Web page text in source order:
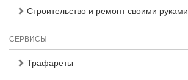
Строительство и ремонт своими руками
СЕРВИСЫ
Трафареты